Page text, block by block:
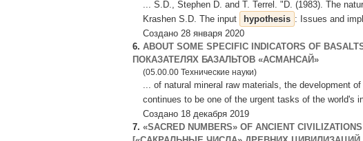
... S.D., Stephen D. and T. Terrel. "D. (1983). The
Krashen S.D. The input
hypothesis : Issues and
Создано 28 января 2020
6. ABOUT SOME SPECIFIC INDICATORS OF
ПОКАЗАТЕЛЯХ БАЗАЛЬТОВ «АСМАНСАЙ»
(05.00.00 Технические науки)
... of natural mineral raw materials, the development
continues to be one of the urgent tasks of the world's
Создано 18 декабря 2019
7. «SACRED NUMBERS» OF ANCIENT